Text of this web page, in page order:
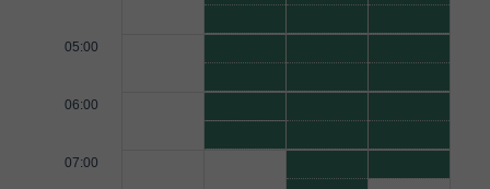
05:00
06:00
07:00